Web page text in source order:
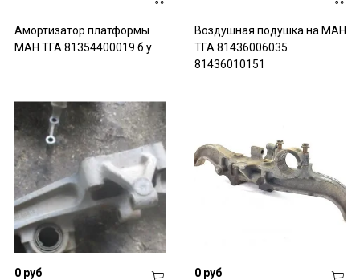
Амортизатор платформы
МАН ТГА 81354400019 б.у.
Воздушная подушка на МАН
ТГА 81436006035
81436010151
0 руб 0 руб